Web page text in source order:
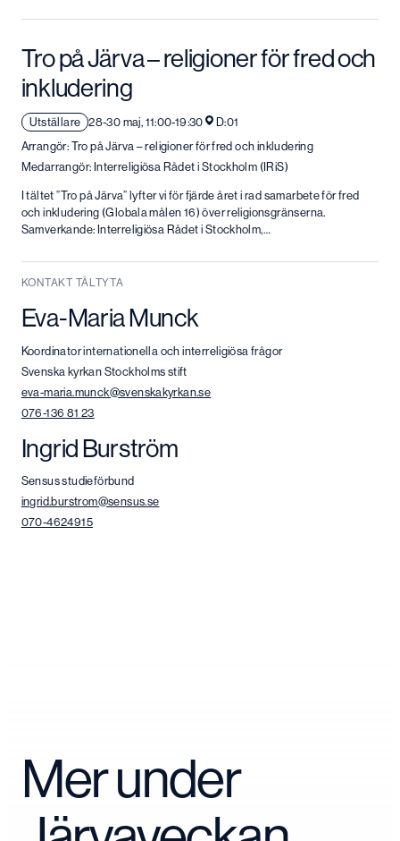
KONTAKT TÄLTYTA
Eva-Maria Munck
Koordinator internationella och interreligiösa frågor
Svenska kyrkan Stockholms stift
eva-maria.munck@svenskakyrkan.se
076-136 81 23
Ingrid Burström
Sensus studieförbund
ingrid.burstrom@sensus.se
070-4624915
Tro på Järva – religioner för fred och
inkludering
Utställare 28-30 maj, 11:00-19:30
D:01
Arrangör: Tro på Järva – religioner för fred och inkludering
Medarrangör: Interreligiösa Rådet i Stockholm (IRiS)
I tältet ”Tro på Järva” lyfter vi för fjärde året i rad samarbete för fred
och inkludering (Globala målen 16) över religionsgränserna.
Samverkande: Interreligiösa Rådet i Stockholm,…
Mer under